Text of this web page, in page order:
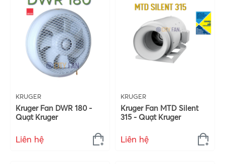
KRUGER
Kruger Fan DWR 180 -
Quạt Kruger
Liên hệ
KRUGER
Kruger Fan MTD Silent
315 - Quạt Kruger
Liên hệ